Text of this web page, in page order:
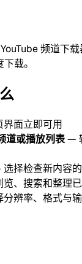
频道下
载。
面立即可用
道或播放列表—
择检查新内容
、搜索和整理
辨率、格式与